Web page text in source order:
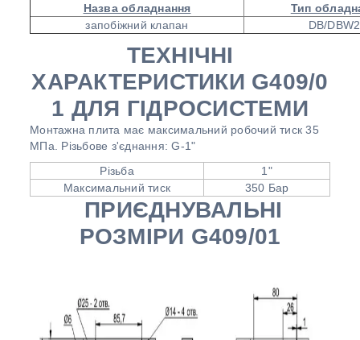
Назва обладнання
Тип
запобіжний клапан
DB/
ТЕХНІЧНІ
ХАРАКТЕРИСТИКИ G409/0
1 ДЛЯ ГІДРОСИСТЕМИ
Монтажна плита має максимальний робочий тиск 35
МПа. Різьбове з'єднання: G-1"
Різьба
1"
Максимальний тиск
350 Бар
ПРИЄДНУВАЛЬНІ
РОЗМІРИ G409/01